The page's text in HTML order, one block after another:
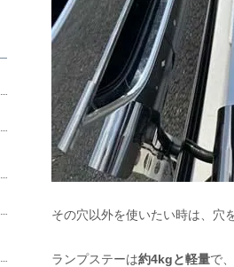
その穴以外を使いたい時は、穴
ランプステーは約4kgと軽量で